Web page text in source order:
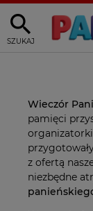
SZUKAJ
Wieczór
pamięci
z ofertą
niezbędne